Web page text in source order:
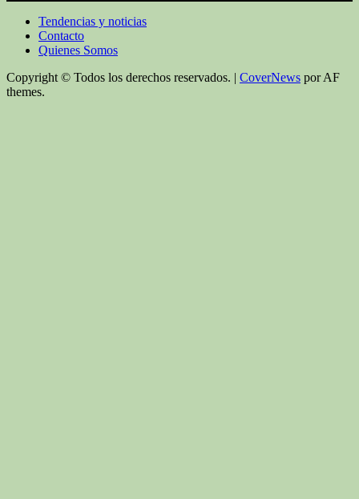
Tendencias y noticias
Contacto
Quienes Somos
Copyright © Todos los derechos reservados. | CoverNews por AF
themes.